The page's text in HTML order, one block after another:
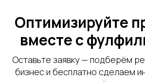
Оптимизируйте
вместе с
Оставьте заявку — подберём
бизнес и бесплатно сделаем